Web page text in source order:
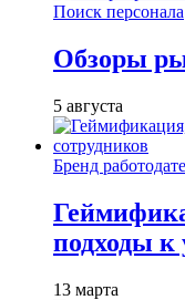
Поиск персонала
Обзоры
5 августа
Бренд
подходы к
13 марта